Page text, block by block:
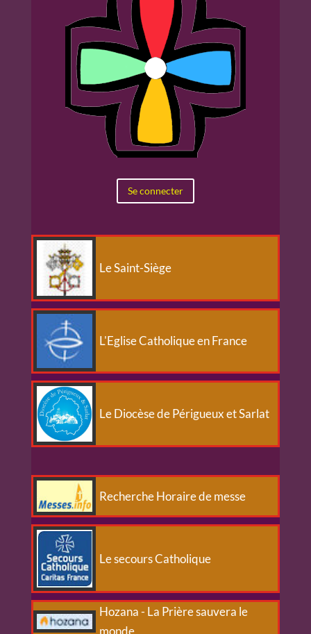
Se connecter
Le Saint-Siège
L'Eglise Catholique en France
Le Diocèse de Périgueux et Sarlat
Recherche Horaire de messe
Le secours Catholique
Hozana - La Prière sauvera le
monde